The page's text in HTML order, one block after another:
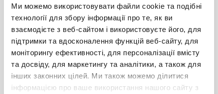
Ми можемо використовувати файли cookie та подібні
технології для збору інформації про те, як ви
взаємодієте з веб-сайтом і використовуєте його, для
підтримки та вдосконалення функцій веб-сайту, для
моніторингу ефективності, для персоналізації вмісту
та досвіду, для маркетингу та аналітики, а також для
інших законних цілей. Ми також можемо ділитися
інформацією про ваше використання нашого сайту з
ошибка. По всей видимости исполнитель заказа
устанавливал надстройку "Flushing Redis cache for
bpm'online" (имеется на маркетплейсе), тестировал и
некорректно удалил (либо совсем не удалял), затем
мне был передан пакет который не компилируется.
Пробовали восстановление бэкапа бд и замена папки
приложения с работающей среды с последующей
компиляцией, ошибка прежняя.
Пробовали через "Установку и удаление приложений",